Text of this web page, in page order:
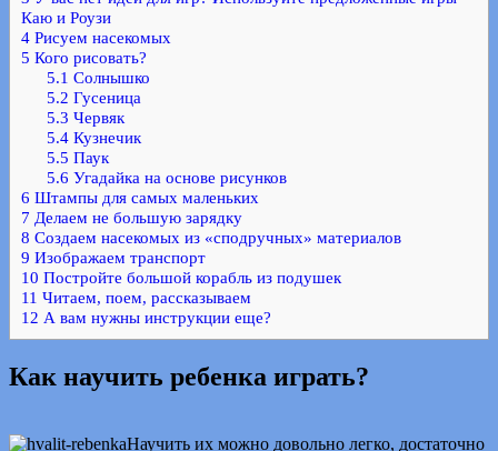
Каю и Роузи
4 Рисуем насекомых
5 Кого рисовать?
5.1 Солнышко
5.2 Гусеница
5.3 Червяк
5.4Кузнечик
5.5 Паук
5.6 Угадайка на основе рисунков
6 Штампы для самых маленьких
7 Делаем не большую зарядку
8 Создаем насекомых из «сподручных» материалов
9 Изображаем транспорт
10 Постройте большой корабль из подушек
11 Читаем, поем, рассказываем
12 А вам нужны инструкции еще?
Как научить ребенка играть?
Научить их можно довольно легко, достаточно